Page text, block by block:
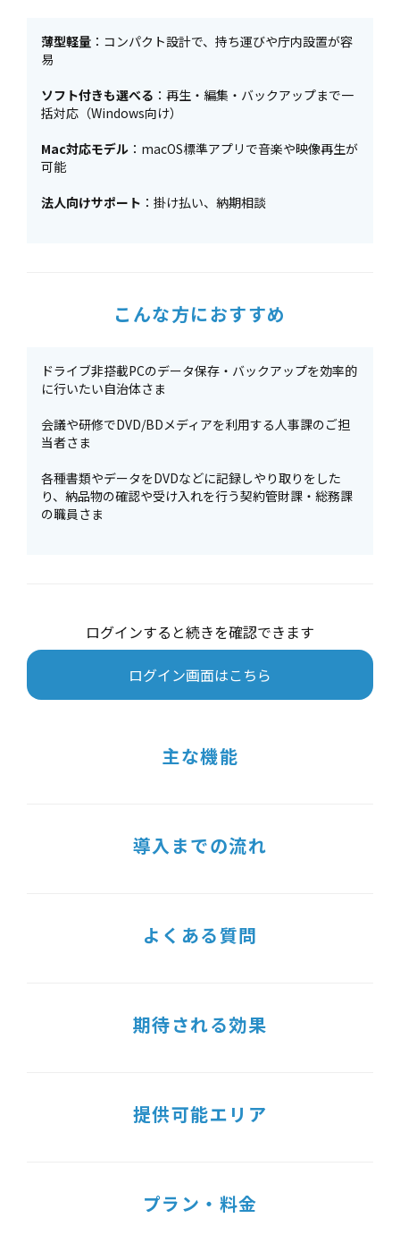
薄型軽量 ：コンパクト設計で、持ち運びや庁内設置が容
易
ソフト付きも選べる ：再生・編集・バックアップまで一
括対応（Windows向け）
Mac対応モデル ：macOS標準アプリで音楽や映像再生が
可能
法人向けサポート ：掛け払い、納期相談
こんな方におすすめ
ドライブ非搭載PCのデータ保存・バックアップを効率的
に行いたい自治体さま
会議や研修でDVD/BDメディアを利用する人事課のご担
当者さま
各種書類やデータをDVDなどに記録しやり取りをした
り、納品物の確認や受け入れを行う契約管財課・総務課
の職員さま
ログインすると続きを確認できます
ログイン画面はこちら
主な機能
導入までの流れ
よくある質問
期待される効果
提供可能エリア
プラン・料金